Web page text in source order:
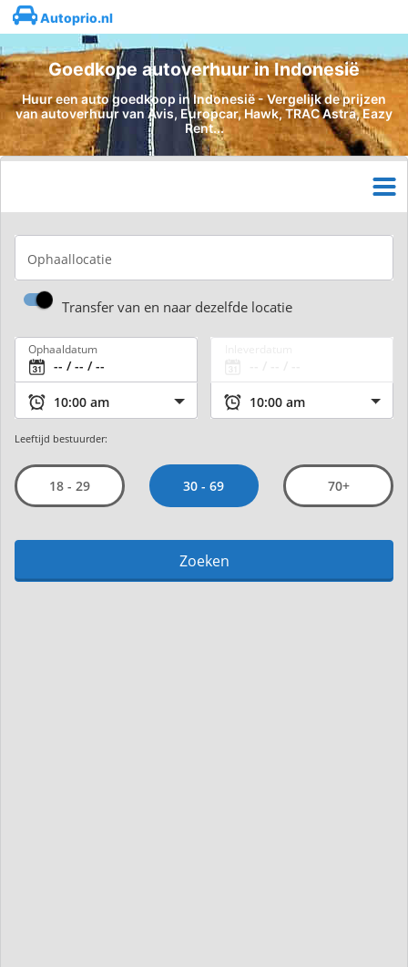
Autoprio.nl
Goedkope autoverhuur in Indonesië
Huur een auto goedkoop in Indonesië - Vergelijk de prijzen
van autoverhuur van Avis, Europcar, Hawk, TRAC Astra, Eazy
Rent...
Ophaallocatie
Transfer van en naar dezelfde locatie
Ophaaldatum
Leeftijd bestuurder:
18 - 29 30 - 69 70+
Zoeken